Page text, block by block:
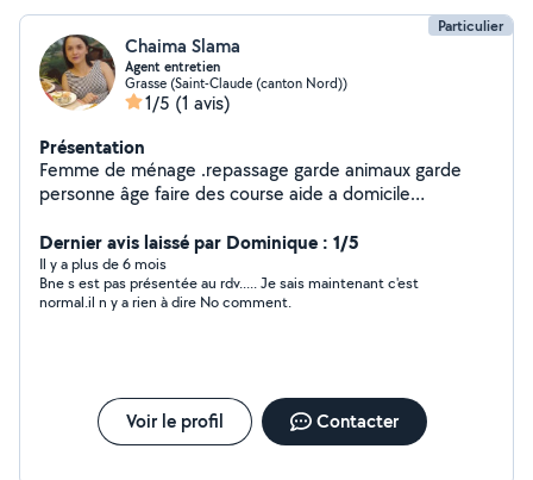
Particulier
Chaima Slama
Agent entretien
Grasse (Saint-Claude (canton Nord))
1/5 (1 avis)
Présentation
Femme de ménage .repassage garde animaux garde
personne âge faire des course aide a domicile
et disponible
Dernier avis laissé par Dominique : 1/5
Il y a plus de 6 mois
Bne s est pas présentée au rdv..... Je sais maintenant c'est
normal.il n y a rien à dire No comment.
Voir le profil Contacter